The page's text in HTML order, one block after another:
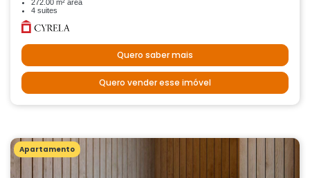
272.00 m² área
4 suites
Quero saber mais
Quero vender esse imóvel
Apartamento